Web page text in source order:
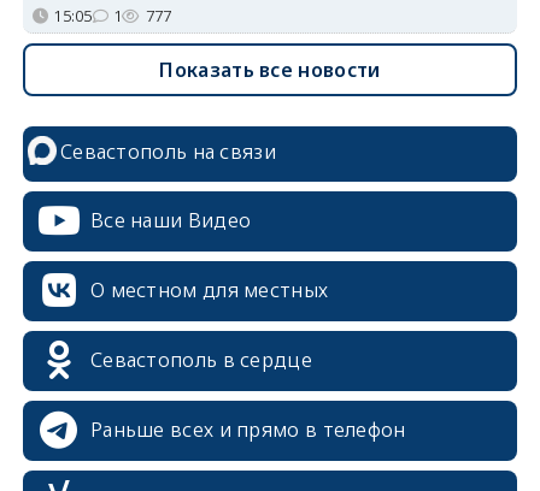
15:05 1 777
Показать все новости
Севастополь на связи
Все наши Видео
О местном для местных
Севастополь в сердце
Раньше всех и прямо в телефон